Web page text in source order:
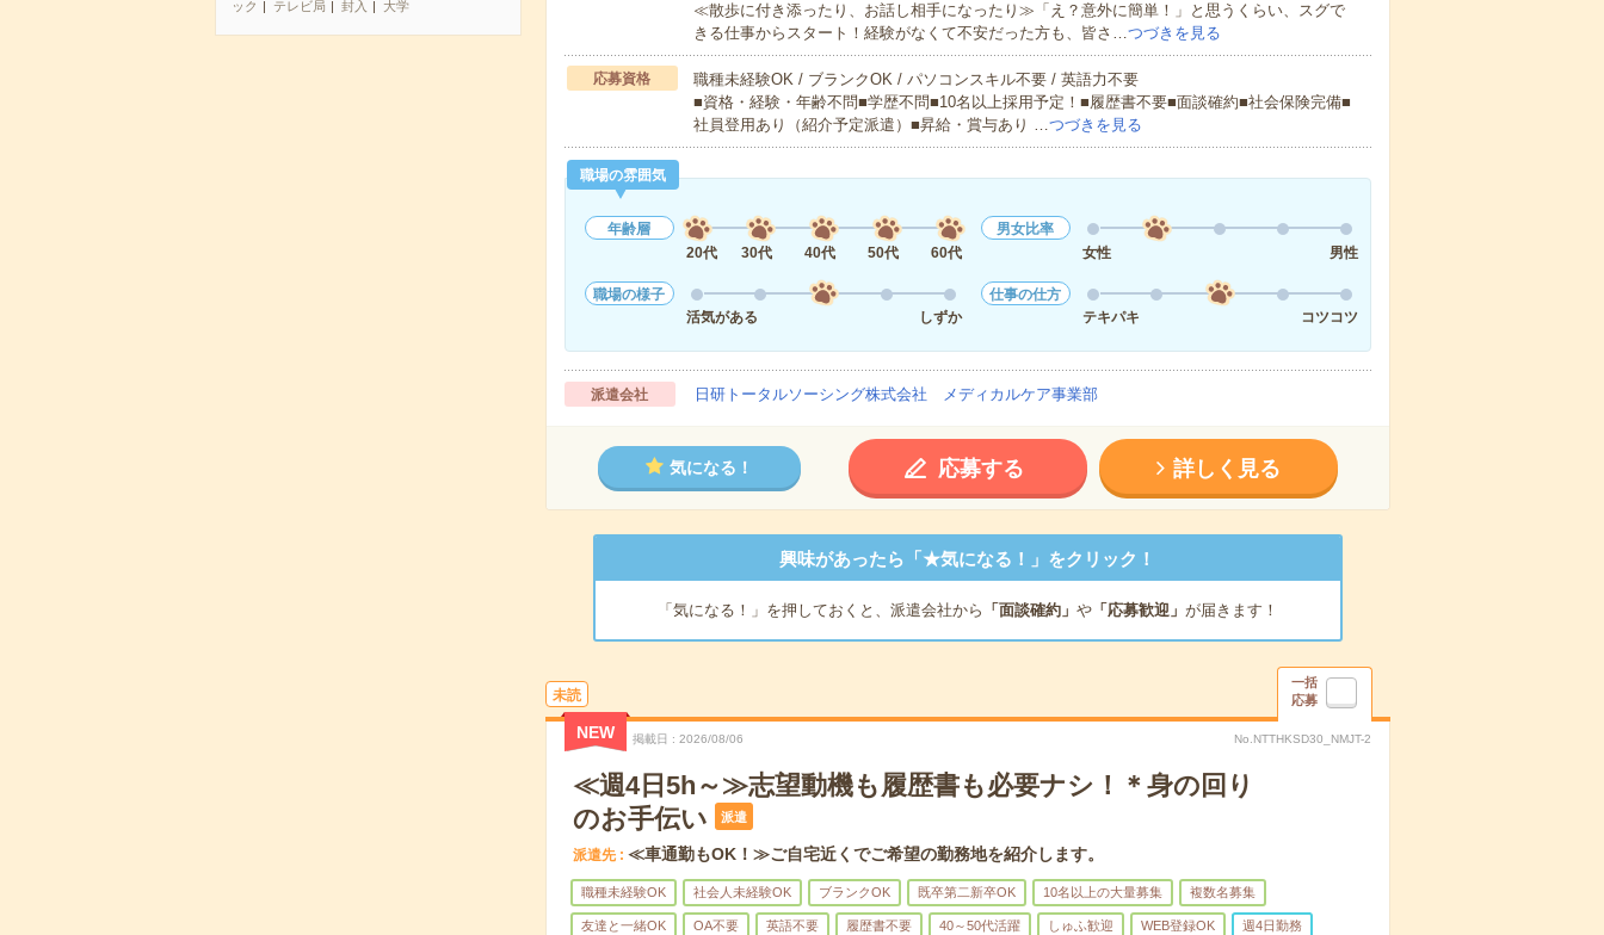
ック
テレビ局 封入 大学
≪散歩に付き添ったり、お話し相手になったり≫「え？意外に簡単！」と思うくらい、スグで
きる仕事からスタート！経験がなくて不安だった方も、皆さ…つづきを見る
応募資格
職種未経験OK / ブランクOK / パソコンスキル不要 / 英語力不要
■資格・経験・年齢不問■学歴不問■10名以上採用予定！■履歴書不要■面談確約■社会保険完備■
社員登用あり（紹介予定派遣）■昇給・賞与あり …つづきを見る
職場の雰囲気
年齢層
20代
30代 40代 50代 60代
男女比率
女性
男性
職場の様子
活気がある
しずか
仕事の仕方
テキパキ
コツコツ
派遣会社 日研トータルソーシング株式会社 メディカルケア事業部
気になる！ 応募する 詳しく見る
興味があったら「★気になる！」をクリック！
「気になる！」を押しておくと、派遣会社から 「面談確約」 や「応募歓迎」 が届きます！
未読
一括
応募
NEW 掲載日 2026/08/06 No.NTTHKSD30_NMJT-2
≪週4日5h～≫志望動機も履歴書も必要ナシ！＊身の回り
のお手伝い
派遣
派遣先 ≪車通勤もOK！≫ご自宅近くでご希望の勤務地を紹介します。
職種未経験OK 社会人未経験OK ブランクOK 既卒第二新卒OK 10名以上の大量募集 複数名募集
友達と一緒OK OA不要 英語不要 履歴書不要 40～50代活躍 しゅふ歓迎 WEB登録OK 週4日勤務